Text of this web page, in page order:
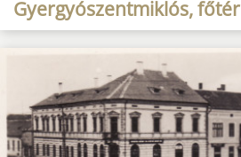
Gyergyószentmiklós, főtér